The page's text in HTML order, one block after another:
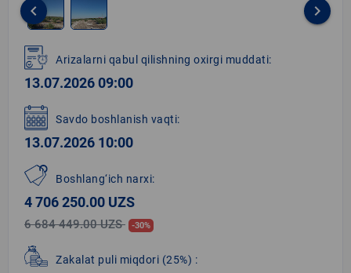
1
of
2
keyboard_arrow_left keyboard_arrow_right
Arizalarni qabul qilishning oxirgi muddati:
13.07.2026 09:00
Savdo boshlanish vaqti:
13.07.2026 10:00
Boshlang‘ich narxi:
4 706 250.00 UZS
6 684 449.00 UZS -30%
Zakalat puli miqdori (25%) :